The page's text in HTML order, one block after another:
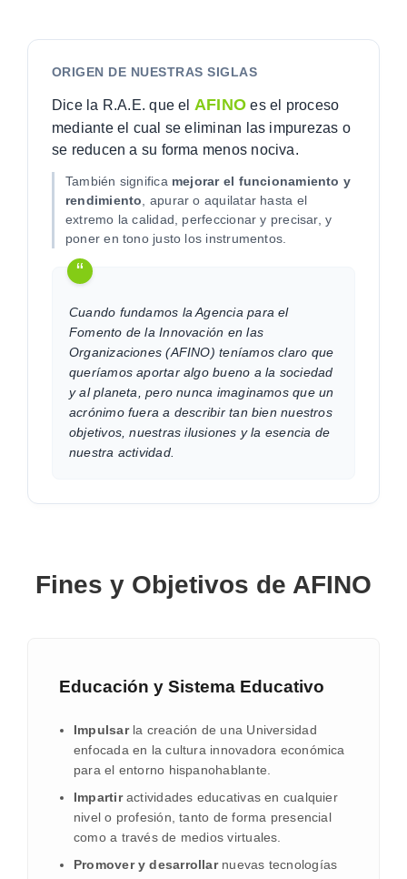
ORIGEN DE NUESTRAS SIGLAS
Dice la R.A.E. que el AFINO es el proceso
mediante el cual se eliminan las impurezas o
se reducen a su forma menos nociva.
También significa mejorar el funcionamiento y
rendimiento , apurar o aquilatar hasta el
extremo la calidad, perfeccionar y precisar, y
poner en tono justo los instrumentos.
“
Cuando fundamos la Agencia para el
Fomento de la Innovación en las
Organizaciones (AFINO) teníamos claro que
queríamos aportar algo bueno a la sociedad
y al planeta, pero nunca imaginamos que un
acrónimo fuera a describir tan bien nuestros
objetivos, nuestras ilusiones y la esencia de
nuestra actividad.
Fines y Objetivos de AFINO
Educación y Sistema Educativo
Impulsarla creación de una Universidad
enfocada en la cultura innovadora económica
para el entorno hispanohablante.
Impartiractividades educativas en cualquier
nivel o profesión, tanto de forma presencial
como a través de medios virtuales.
Promover y desarrollarnuevas tecnologías